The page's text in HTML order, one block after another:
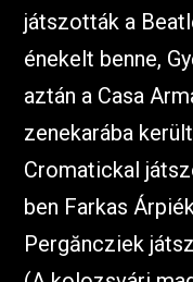
játszották a
énekelt benne,
aztán a Casa
zenekarába
Cromatickal
ben Farkas
Pergăncziek